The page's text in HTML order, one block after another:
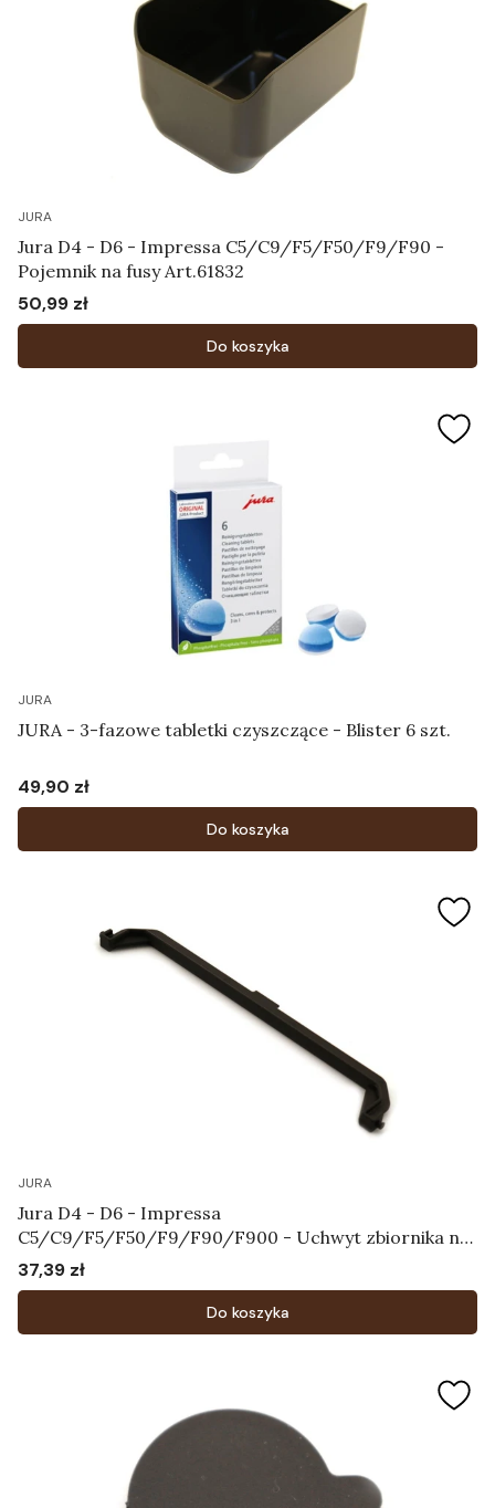
JURA
Jura D4 - D6 - Impressa C5/C9/F5/F50/F9/F90 -
Pojemnik na fusy Art.61832
Cena
50,99 zł
Do koszyka
JURA
JURA - 3-fazowe tabletki czyszczące - Blister 6 szt.
Cena
49,90 zł
Do koszyka
JURA
Jura D4 - D6 - Impressa
C5/C9/F5/F50/F9/F90/F900 - Uchwyt zbiornika na
wodę Art.61830
Cena
37,39 zł
Do koszyka